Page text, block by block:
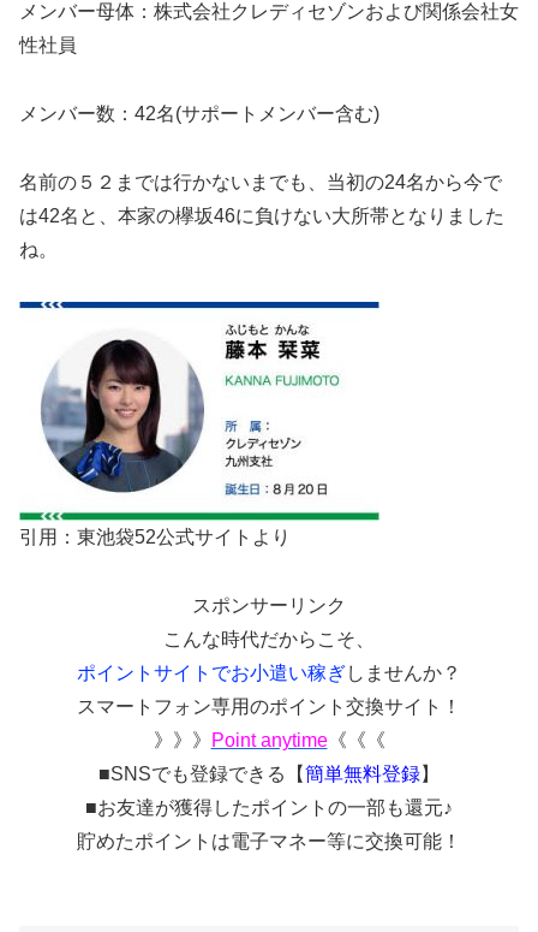
メンバー母体：株式会社クレディセゾンおよび関係会社女
性社員
メンバー数：42名(サポートメンバー含む)
名前の５２までは行かないまでも、当初の24名から今で
は42名と、本家の欅坂46に負けない大所帯となりました
ね。
引用：東池袋52公式サイトより
スポンサーリンク
こんな時代だからこそ、
ポイントサイトでお小遣い稼ぎしませんか？
スマートフォン専用のポイント交換サイト！
》》》
Point anytime《《《
■SNSでも登録できる【簡単無料登録】
■お友達が獲得したポイントの一部も還元♪
貯めたポイントは電子マネー等に交換可能！